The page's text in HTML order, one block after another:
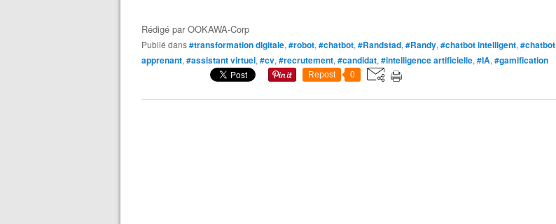
Rédigé parOOKAWA-Corp
Publié dans#transformation digitale, #robot, #chatbot, #Randstad, #Randy, #chatbot intelligent, #chatbot
apprenant, #assistant virtuel, #cv, #recrutement, #candidat, #intelligence artificielle, #IA, #gamification
Repost 0